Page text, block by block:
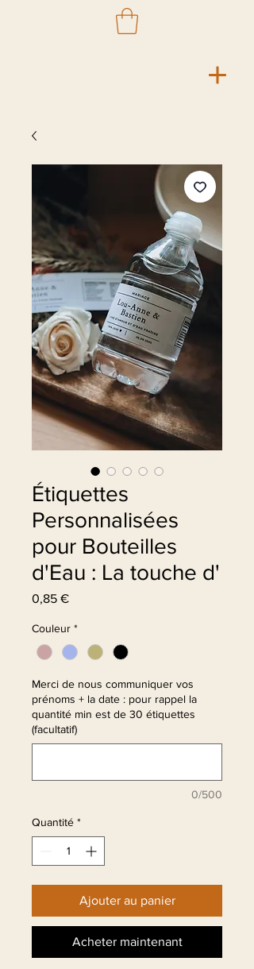
Étiquettes
Personnalisées
pour Bouteilles
d'Eau : La touche d'
0,85 €Prix
Couleur *
Merci de nous communiquer vos
prénoms + la date : pour rappel la
quantité min est de 30 étiquettes
(facultatif)
0/500
Quantité *
Ajouter au panier
Acheter maintenant